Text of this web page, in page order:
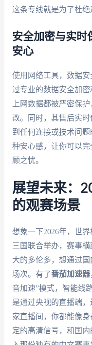
这条专线就是为了杜绝
安全加密与实时
安心
使用网络工具，数据安
过专业的数据安全加
上网数据都被严密保
改。同时，其售后实
到任何连接或技术问
种安心感，让你可以
顾之忧。
展望未来：
的观赛场景
想象一下2026年，世
三国联合举办，赛事
大的多伦多，想通过
场次。有了番茄加速器
音加速”模式，智能线
是通过央视的直播端
家直播间，你都能像
定的高清信号，和国